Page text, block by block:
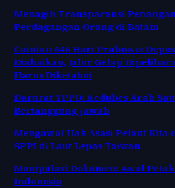
Menagih Transparansi
Perdagangan Orang di Batam
Catatan 646 Hari Prabowo:
Diabaikan, Jalur Gelap
Harus Diketahui
Darurat TPPO: Kedubes Arab
Bertanggung jawab
Mengawal Hak Asasi Pelaut Kita
SPPI di Laut Lepas Taiwan
Manipulasi Dokumen: Awal
Indonesia